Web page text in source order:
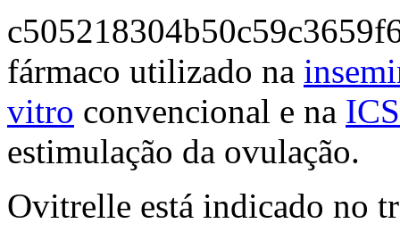
fármaco utilizado na
vitro convencional e na
estimulação da ovulação.
Ovitrelle está indicado no